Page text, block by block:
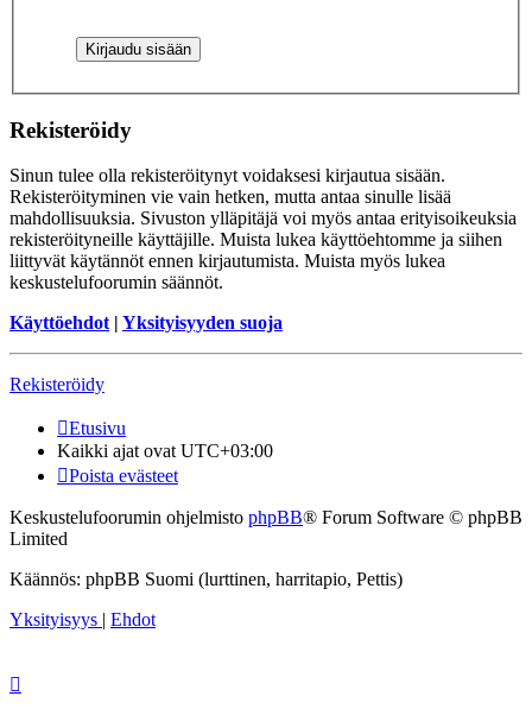
Rekisteröidy
Sinun tulee olla rekisteröitynyt voidaksesi kirjautua sisään.
Rekisteröityminen vie vain hetken, mutta antaa sinulle lisää
mahdollisuuksia. Sivuston ylläpitäjä voi myös antaa erityisoikeuksia
rekisteröityneille käyttäjille. Muista lukea käyttöehtomme ja siihen
liittyvät käytännöt ennen kirjautumista. Muista myös lukea
keskustelufoorumin säännöt.
Käyttöehdot | Yksityisyyden suoja
Rekisteröidy
Etusivu
Kaikki ajat ovat UTC+03:00
Poista evästeet
Keskustelufoorumin ohjelmisto phpBB® Forum Software © phpBB
Limited
Käännös: phpBB Suomi (lurttinen, harritapio, Pettis)
Yksityisyys | Ehdot